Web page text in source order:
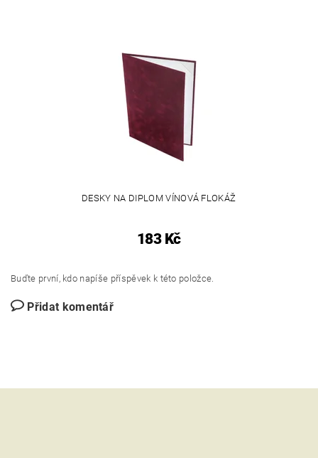
DESKY NA DIPLOM VÍNOVÁ FLOKÁŽ
183 Kč
Buďte první, kdo napíše příspěvek k této položce.
Přidat komentář